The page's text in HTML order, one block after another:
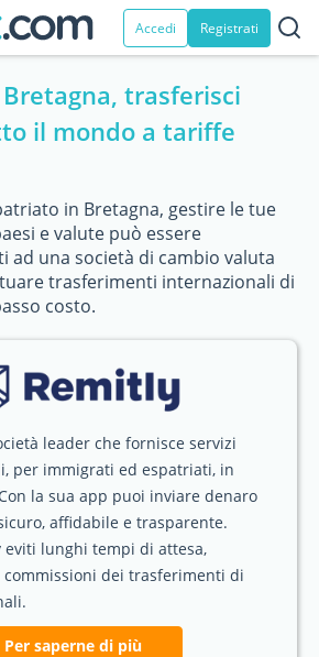
Accedi Registrati
trasferisci
il mondo a tariffe
in Bretagna, gestire le tue
e valute può essere
ad una società di cambio valuta
trasferimenti internazionali di
costo.
leader che fornisce servizi
per immigrati ed espatriati, in
la sua app puoi inviare denaro
affidabile e trasparente.
eviti lunghi tempi di attesa,
commissioni dei trasferimenti di
Per saperne di più